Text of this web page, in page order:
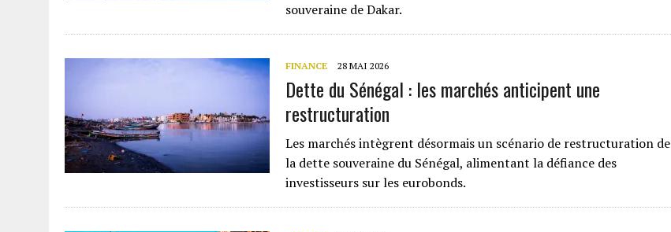
souveraine de Dakar.
FINANCE 28 MAI 2026
Dette du Sénégal : les marchés anticipent une
restructuration
Les marchés intègrent désormais un scénario de restructuration de
la dette souveraine du Sénégal, alimentant la défiance des
investisseurs sur les eurobonds.